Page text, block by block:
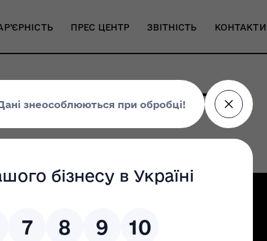
ПРЕС ЦЕНТР ЗВІТНІСТЬ КОНТАКТИ
отримав нагороди
Налаштування доступності